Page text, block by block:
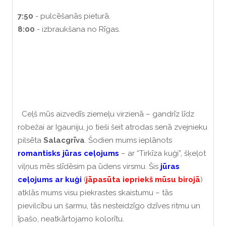
7:50 - pulcēšanās pieturā.
8:00 - izbraukšana no Rīgas.
Ceļš mūs aizvedīs ziemeļu virzienā – gandrīz līdz
robežai ar Igauniju, jo tieši šeit atrodas senā zvejnieku
pilsēta Salacgrīva. Šodien mums ieplānots
romantisks jūras ceļojums – ar “Tirkīza kuģi”, šķeļot
viļņus mēs slīdēsim pa ūdens virsmu. Šis jūras
ceļojums ar kuģi (jāpasūta iepriekš mūsu birojā)
atklās mums visu piekrastes skaistumu – tās
pievilcību un šarmu, tās nesteidzīgo dzīves ritmu un
īpašo, neatkārtojamo kolorītu.